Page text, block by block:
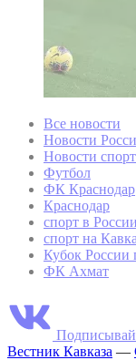
Все новости
Новости
Новости
Футбол
ФК Краснодар
Краснодар
спорт в России
спорт на
Кубок России
ФК Ахмат
Вестник Кавказа —